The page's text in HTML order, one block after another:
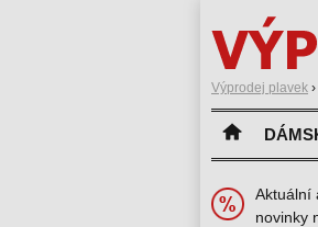
Výprodej plavek ›
Aktuální
novinky